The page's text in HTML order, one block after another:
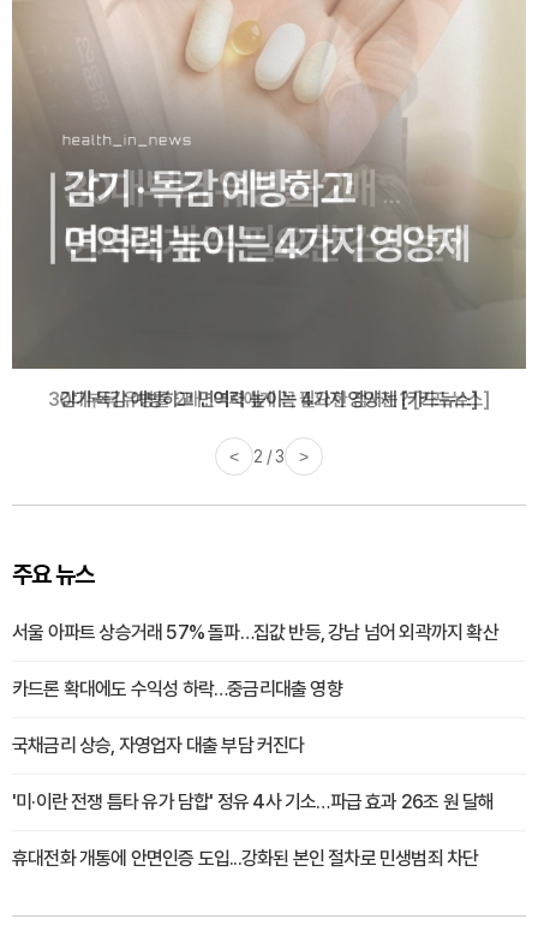
감기·독감 예방하고 면역력 높이는 4가지 영양제 [카드뉴스]
< 3 / 3 >
주요 뉴스
서울 아파트 상승거래 57% 돌파…집값 반등, 강남 넘어 외곽까지 확산
카드론 확대에도 수익성 하락…중금리대출 영향
국채금리 상승, 자영업자 대출 부담 커진다
'미·이란 전쟁 틈타 유가 담합' 정유 4사 기소…파급 효과 26조 원 달해
휴대전화 개통에 안면인증 도입...강화된 본인 절차로 민생범죄 차단